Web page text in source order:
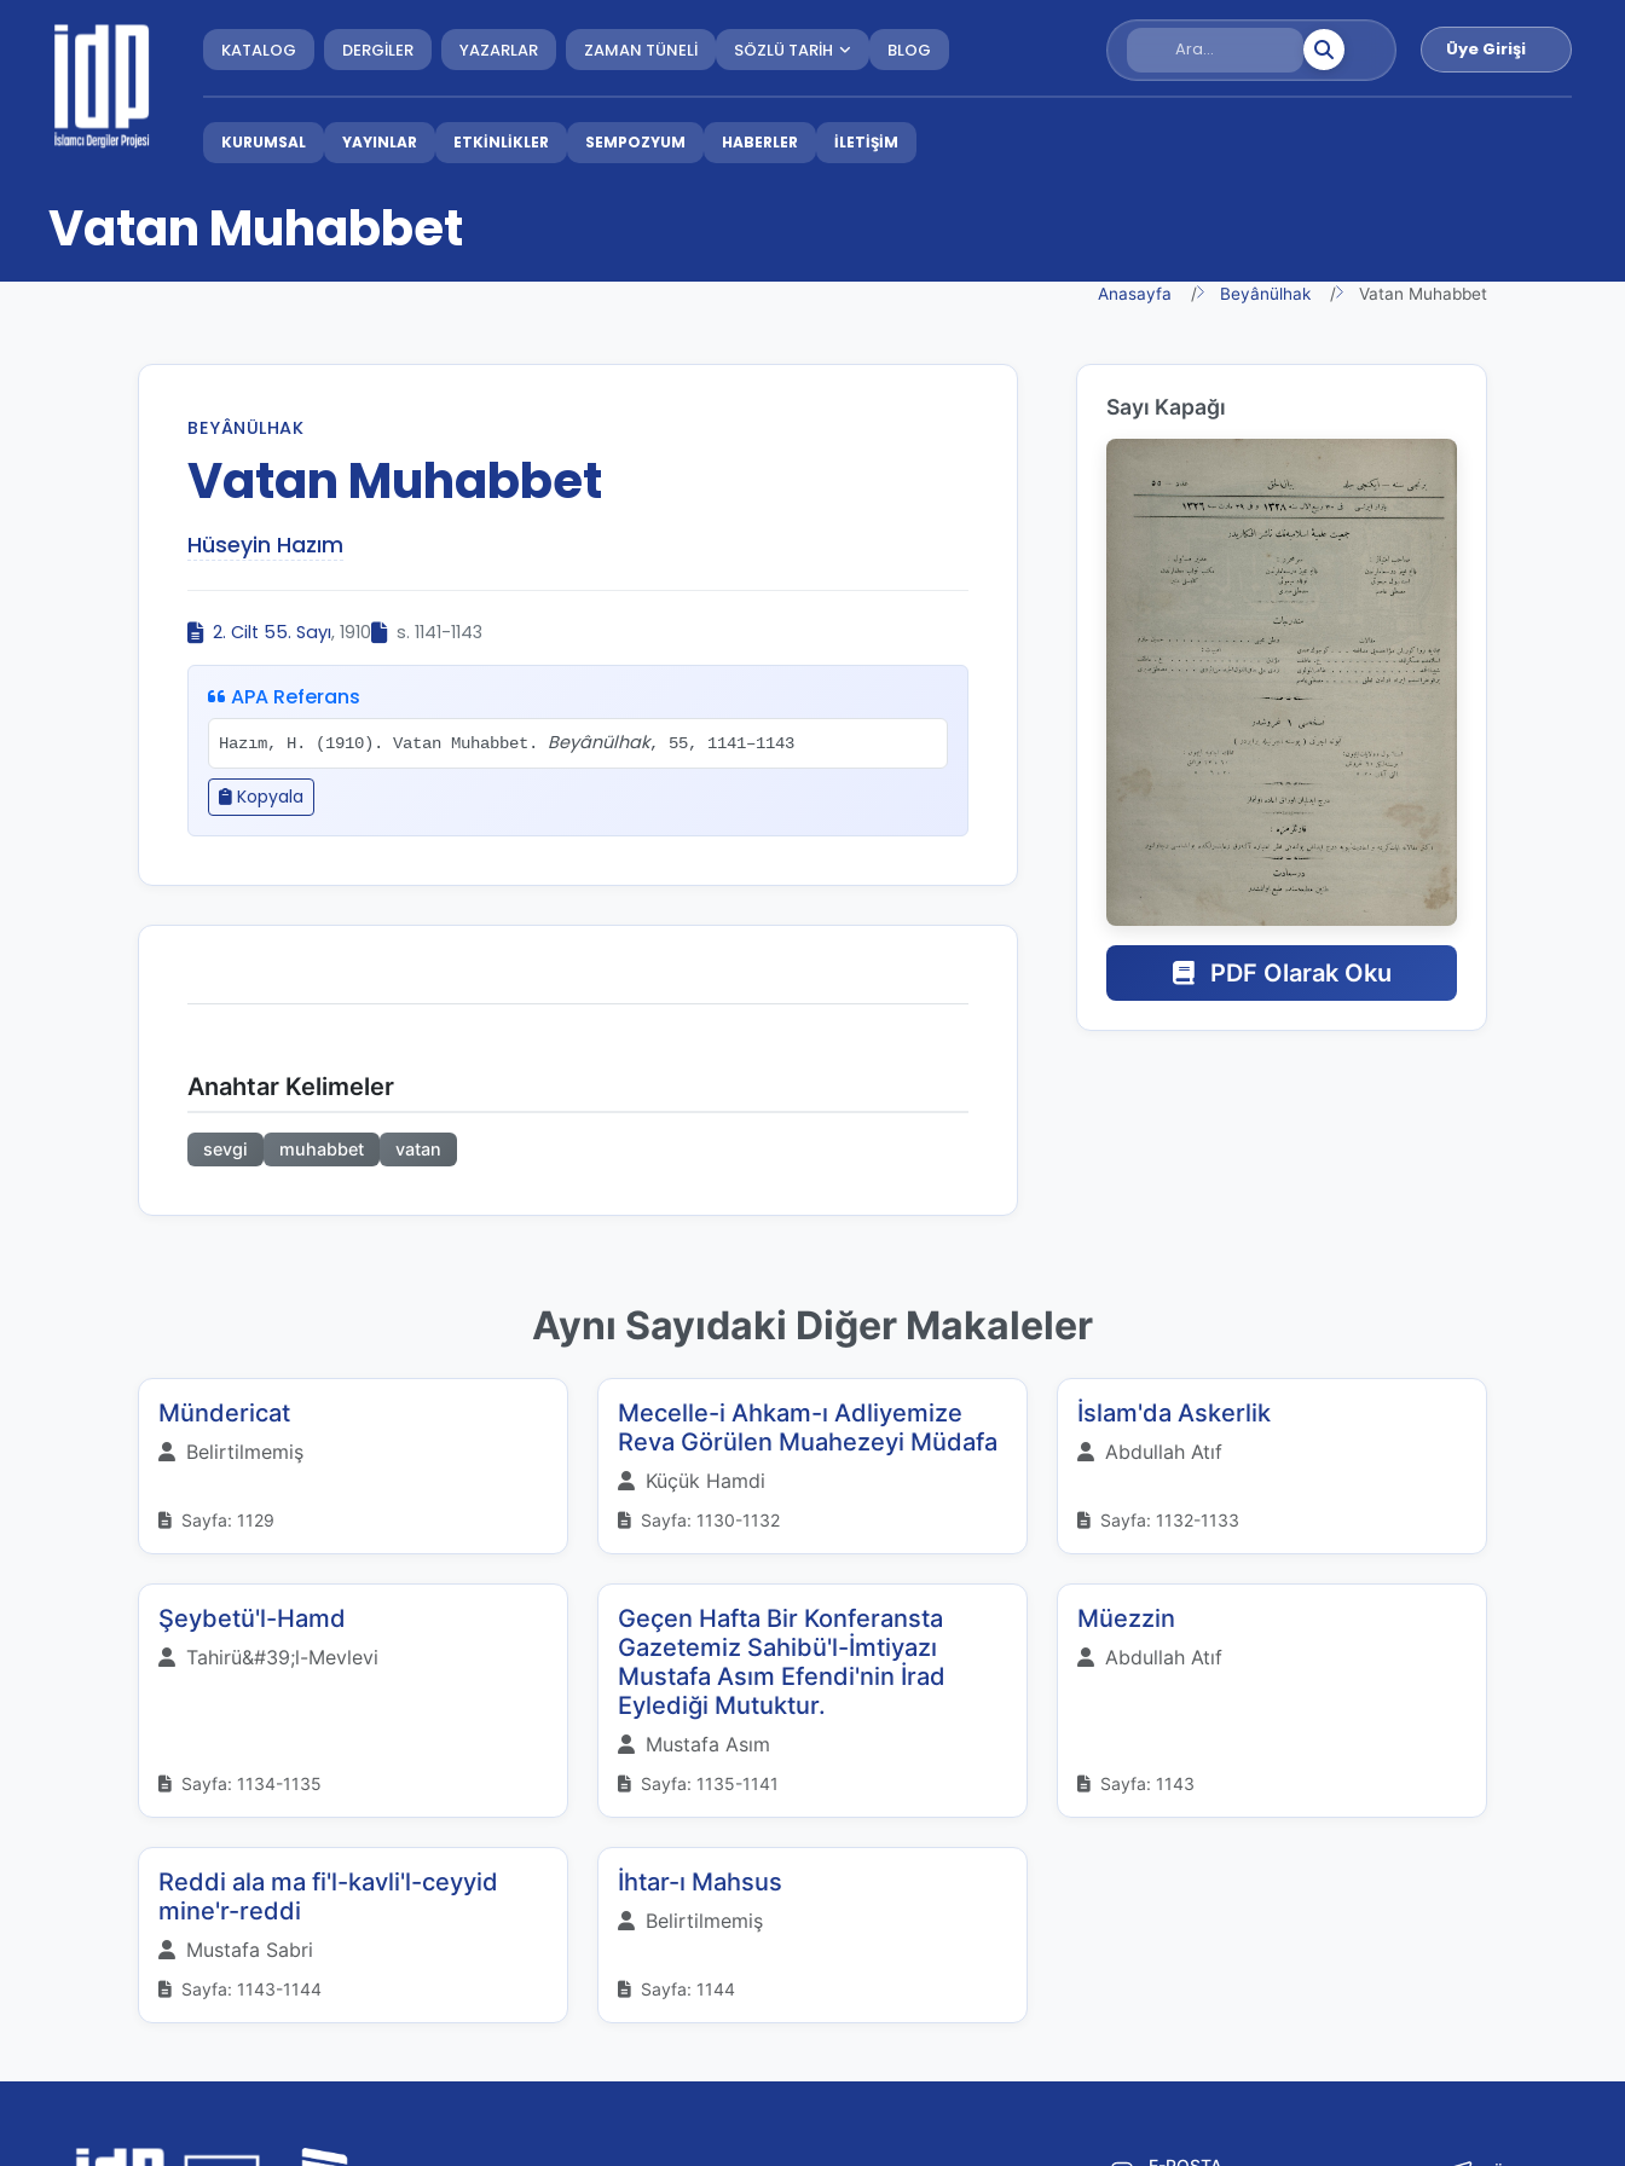
KATALOG DERGİLER YAZARLAR ZAMAN TÜNELİ SÖZLÜ TARİH BLOG Üye Girişi
KURUMSAL YAYINLAR ETKİNLİKLER SEMPOZYUM HABERLER İLETİŞİM
Vatan Muhabbet
Anasayfa Beyânülhak Vatan Muhabbet
BEYÂNÜLHAK
Vatan Muhabbet
Hüseyin Hazım
2. Cilt 55. Sayı, 1910 s. 1141-1143
APA Referans
Hazım, H. (1910). Vatan Muhabbet. Beyânülhak, 55, 1141–1143
Kopyala
Anahtar Kelimeler
sevgi muhabbet vatan
Sayı Kapağı
PDF Olarak Oku
Aynı Sayıdaki Diğer Makaleler
Mündericat
Belirtilmemiş
Sayfa: 1129
Mecelle-i Ahkam-ı Adliyemize
Reva Görülen Muahezeyi Müdafa
Küçük Hamdi
Sayfa: 1130-1132
İslam'da Askerlik
Abdullah Atıf
Sayfa: 1132-1133
Şeybetü'l-Hamd
Tahirü&#39;l-Mevlevi
Sayfa: 1134-1135
Geçen Hafta Bir Konferansta
Gazetemiz Sahibü'l-İmtiyazı
Mustafa Asım Efendi'nin İrad
Eylediği Mutuktur.
Mustafa Asım
Sayfa: 1135-1141
Müezzin
Abdullah Atıf
Sayfa: 1143
Reddi ala ma fi'l-kavli'l-ceyyid
mine'r-reddi
Mustafa Sabri
Sayfa: 1143-1144
İhtar-ı Mahsus
Belirtilmemiş
Sayfa: 1144